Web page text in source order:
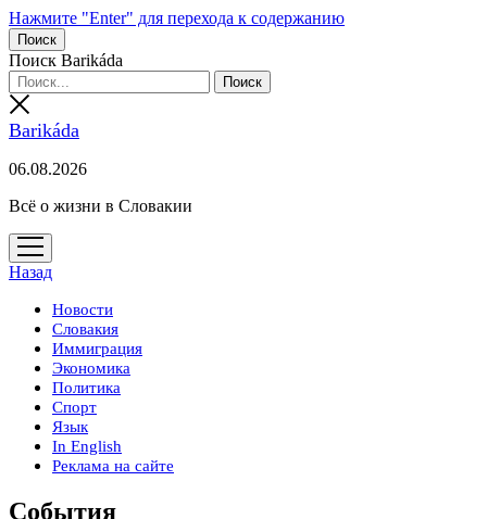
Нажмите "Enter" для перехода к содержанию
Поиск
Поиск Barikáda
Barikáda
06.08.2026
Всё о жизни в Словакии
открыть
меню
Назад
Новости
Словакия
Иммиграция
Экономика
Политика
Спорт
Язык
In English
Реклама на сайте
События